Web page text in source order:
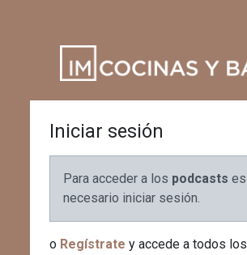
Iniciar sesión
Para acceder a los podcasts es
necesario iniciar sesión.
o Regístrate y accede a todos los